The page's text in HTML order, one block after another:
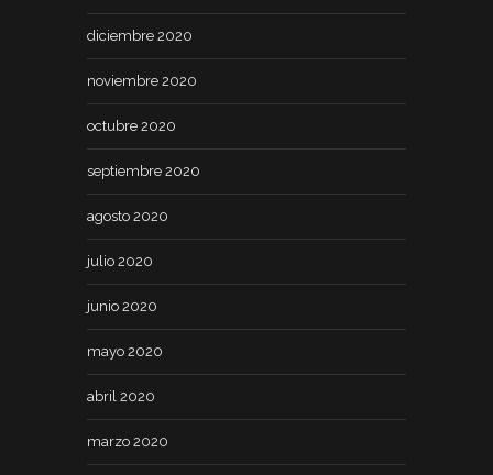
diciembre 2020
noviembre 2020
octubre 2020
septiembre 2020
agosto 2020
julio 2020
junio 2020
mayo 2020
abril 2020
marzo 2020